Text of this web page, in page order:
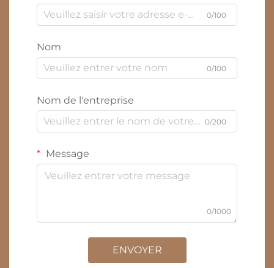
0/100
Nom
0/100
Nom de l'entreprise
0/200
Message
0/1000
ENVOYER